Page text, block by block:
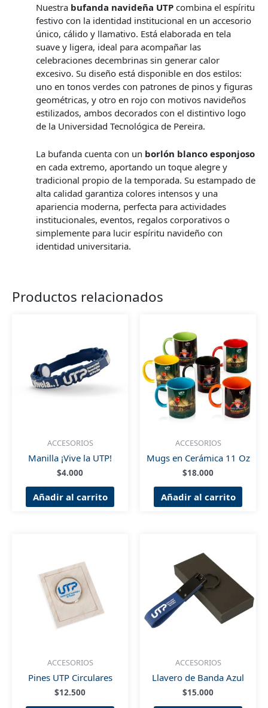
Nuestra bufanda navideña UTP combina el espíritu
festivo con la identidad institucional en un accesorio
único, cálido y llamativo. Está elaborada en tela
suave y ligera, ideal para acompañar las
celebraciones decembrinas sin generar calor
excesivo. Su diseño está disponible en dos estilos:
uno en tonos verdes con patrones de pinos y figuras
geométricas, y otro en rojo con motivos navideños
estilizados, ambos decorados con el distintivo logo
de la Universidad Tecnológica de Pereira.
La bufanda cuenta con un borlón blanco esponjoso
en cada extremo, aportando un toque alegre y
tradicional propio de la temporada. Su estampado de
alta calidad garantiza colores intensos y una
apariencia moderna, perfecta para actividades
institucionales, eventos, regalos corporativos o
simplemente para lucir espíritu navideño con
identidad universitaria.
Productos relacionados
ACCESORIOS
Manilla ¡Vive la UTP!
$4.000
Añadir al carrito
ACCESORIOS
Mugs en Cerámica 11 Oz
$18.000
Añadir al carrito
ACCESORIOS
Pines UTP Circulares
$12.500
ACCESORIOS
Llavero de Banda Azul
$15.000